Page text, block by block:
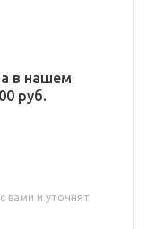
в нашем
руб.
вами и уточнят